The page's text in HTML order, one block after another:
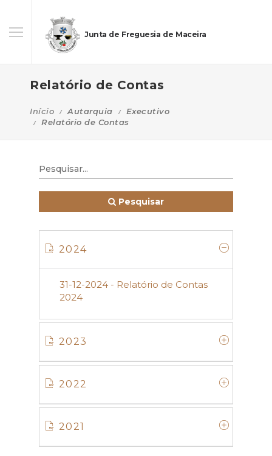
Junta de Freguesia de Maceira
Relatório de Contas
Início Autarquia
Executivo
Relatório de Contas
Pesquisar
2024
31-12-2024 - Relatório de Contas
2024
2023
2022
2021